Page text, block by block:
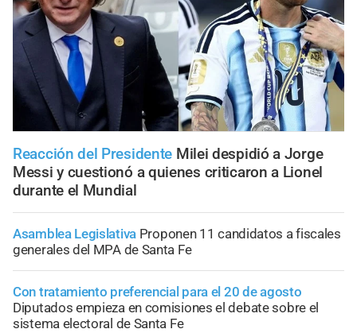
Reacción del Presidente Milei despidió a Jorge
Messi y cuestionó a quienes criticaron a Lionel
durante el Mundial
Asamblea Legislativa Proponen 11 candidatos a fiscales
generales del MPA de Santa Fe
Con tratamiento preferencial para el 20 de agosto
Diputados empieza en comisiones el debate sobre el
sistema electoral de Santa Fe